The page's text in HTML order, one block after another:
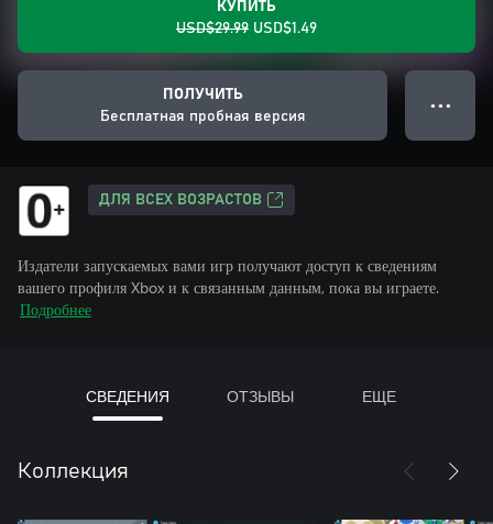
КУПИТЬ
USD$29.99 USD$1.49
ПОЛУЧИТЬ
Бесплатная пробная версия
● ● ●
ДЛЯ ВСЕХ ВОЗРАСТОВ
Издатели запускаемых вами игр получают доступ к сведениям
вашего профиля Xbox и к связанным данным, пока вы играете.
Подробнее
СВЕДЕНИЯ ОТЗЫВЫ ЕЩЕ
Коллекция